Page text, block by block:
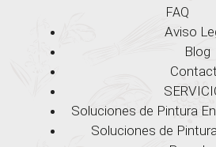
FAQ
Aviso
Blog
Soluciones de Pintura
Soluciones de